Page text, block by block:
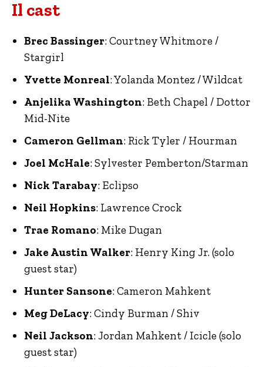
Il cast
Brec Bassinger: Courtney Whitmore /
Stargirl
Yvette Monreal: Yolanda Montez / Wildcat
Anjelika Washington: Beth Chapel / Dottor
Mid-Nite
Cameron Gellman: Rick Tyler / Hourman
Joel McHale: Sylvester Pemberton/Starman
Nick Tarabay: Eclipso
Neil Hopkins: Lawrence Crock
Trae Romano: Mike Dugan
Jake Austin Walker: Henry King Jr. (solo
guest star)
Hunter Sansone: Cameron Mahkent
Meg DeLacy: Cindy Burman / Shiv
Neil Jackson: Jordan Mahkent / Icicle (solo
guest star)